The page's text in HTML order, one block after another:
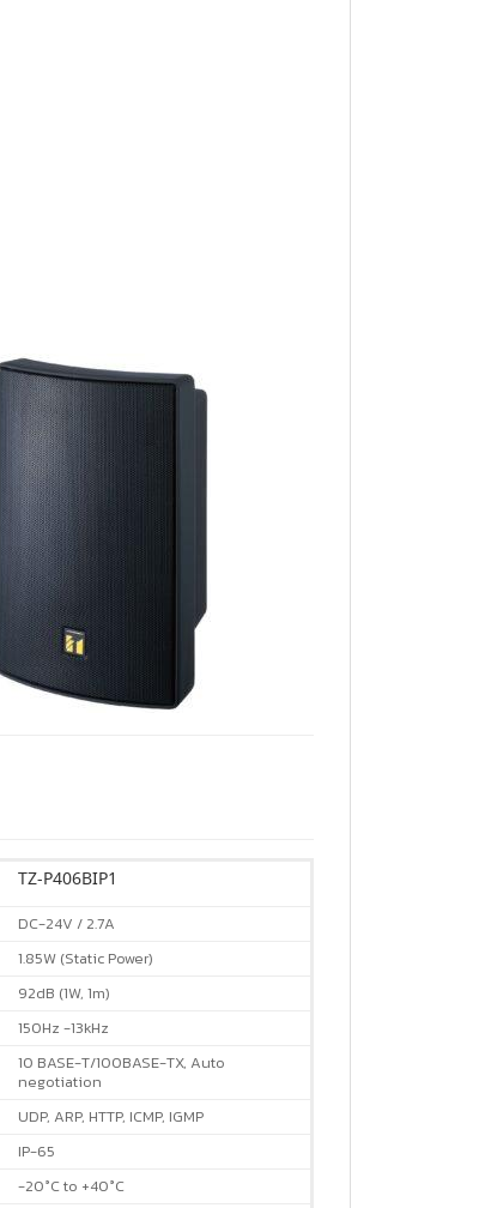
TZ-P406BIP1
DC-24V / 2.7A
1.85W (Static Power)
92dB (1W, 1m)
150Hz -13kHz
10 BASE-T/100BASE-TX, Auto
negotiation
UDP, ARP, HTTP, ICMP, IGMP
IP-65
-20°C to +40°C